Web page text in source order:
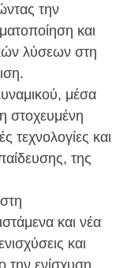
την
και
λύσεων στη
μέσα
στοχευμένη
τεχνολογίες και
της
και νέα
και